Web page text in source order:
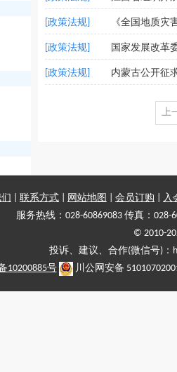
[政策法规] 《全国地质灾
[政策法规] 国家发展改革
[政策法规]
上
联系方式 网站地图 会员订购
入
服务热线：028-60869083 传真：028-
© 2010-
投诉、建议、合作(微信号)
10200885号
川公网安备